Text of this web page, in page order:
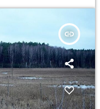
insert_link